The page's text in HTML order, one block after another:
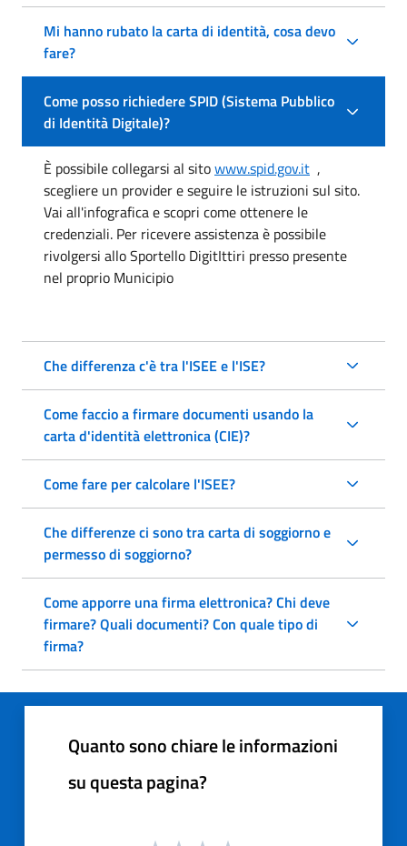
Mi hanno rubato la carta di identità, cosa devo
fare?
Come posso richiedere SPID (Sistema Pubblico
di Identità Digitale)?
È possibile collegarsi al sitowww.spid.gov.it ,
scegliere un provider e seguire le istruzioni sul sito.
Vai all'infografica e scopri come ottenere le
credenziali. Per ricevere assistenza è possibile
rivolgersi allo Sportello DigitIttiri presso presente
nel proprio Municipio
Che differenza c'è tra l'ISEE e l'ISE?
Come faccio a firmare documenti usando la
carta d'identità elettronica (CIE)?
Come fare per calcolare l'ISEE?
Che differenze ci sono tra carta di soggiorno e
permesso di soggiorno?
Come apporre una firma elettronica? Chi deve
firmare? Quali documenti? Con quale tipo di
firma?
Quanto sono chiare le informazioni
su questa pagina?